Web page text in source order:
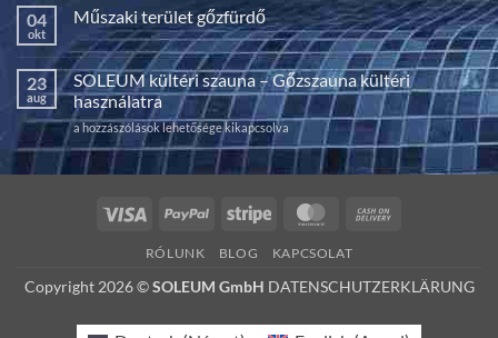
magadnak
bejegyzéshez
04
okt
Műszaki terület gőzfürdő
Nincs
hozzászólás
a(z)
Műszaki
terület
gőzfürdő
bejegyzéshez
23
aug
SOLEUM kültéri szauna – Gőzszauna kültéri
használatra
SOLEUM
kültéri
szauna
kültéri
a hozzászólások lehetősége kikapcsolva
Visa PayPal Stripe MasterCard
RÓLUNK BLOG KAPCSOLAT
Copyright 2026 ©SOLEUM GmbH DATENSCHUTZERKLÄRUNG